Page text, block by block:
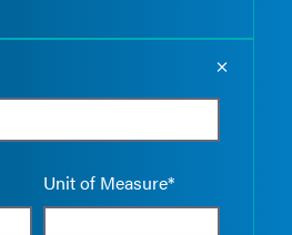
Unit of Measure*